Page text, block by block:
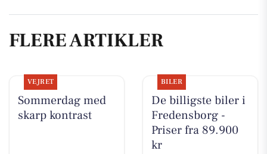
FLERE ARTIKLER
VEJRET
Sommerdag med
skarp kontrast
BILER
De billigste biler i
Fredensborg -
Priser fra 89.900
kr